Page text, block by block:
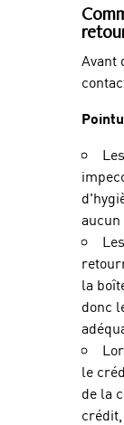
Avant
aucun
la
donc
le
de la
crédit,